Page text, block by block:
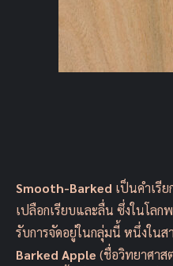
Smooth-Barked เป็นคำเรี
เปลือกเรียบและลื่น ซึ่งในโล
รับการจัดอยู่ในกลุ่มนี้ หนึ่งใน
Barked Apple (ชื่อวิทยาศาส